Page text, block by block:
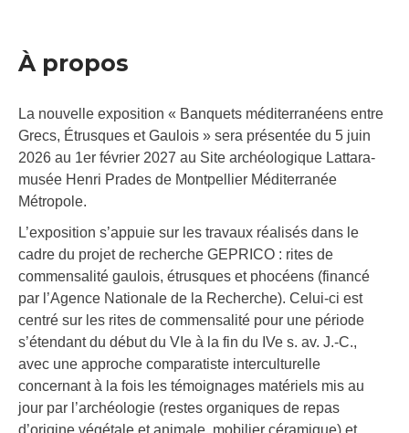
À propos
La nouvelle exposition « Banquets méditerranéens entre
Grecs, Étrusques et Gaulois » sera présentée du 5 juin
2026 au 1er février 2027 au Site archéologique Lattara-
musée Henri Prades de Montpellier Méditerranée
Métropole.
L’exposition s’appuie sur les travaux réalisés dans le
cadre du projet de recherche GEPRICO : rites de
commensalité gaulois, étrusques et phocéens (financé
par l’Agence Nationale de la Recherche). Celui-ci est
centré sur les rites de commensalité pour une période
s’étendant du début du VIe à la fin du IVe s. av. J.-C.,
avec une approche comparatiste interculturelle
concernant à la fois les témoignages matériels mis au
jour par l’archéologie (restes organiques de repas